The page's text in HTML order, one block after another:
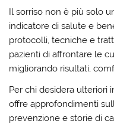
Il sorriso non è più solo
indicatore di salute e
protocolli, tecniche e
pazienti di affrontare le
migliorando risultati,
Per chi desidera ulteriori
offre approfondimenti
prevenzione e storie di